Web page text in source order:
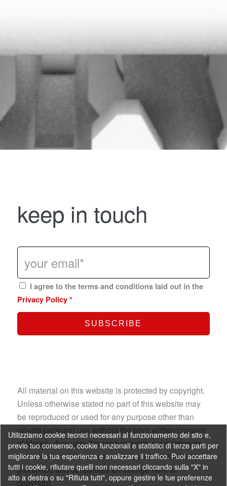
keep in touch
I agree to the terms and conditions laid out in the
Privacy Policy *
All material on this website is protected by copyright.
Unless otherwise stated no part of this website may
be reproduced or used for any purpose other than
private personal use without the prior written consent
of Mappi. Any unauthorized copying, publication or
reproduction of the content of this website is strictly
prohibited and constitutes an infringement of
copyright.
Utilizziamo cookie tecnici necessari al funzionamento del sito e,
previo tuo consenso, cookie funzionali e statistici di terze parti per
migliorare la tua esperienza e analizzare il traffico. Puoi accettare
tutti i cookie, rifiutare quelli non necessari cliccando sulla "X" in
alto a destra o su "Rifiuta tutti", oppure gestire le tue preferenze